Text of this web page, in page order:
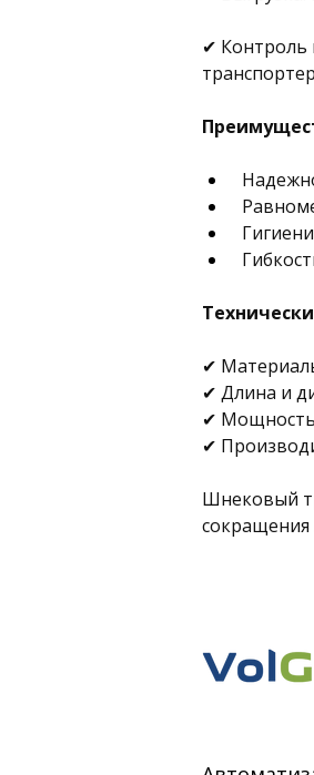
✔ Контроль
✔
✔ Длина и
✔ Мощность
✔
Шнековый
сокращения